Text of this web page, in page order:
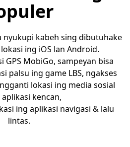
nyukupi kabeh sing dibutuhake
ing iOS lan Android.
GPS MobiGo, sampeyan bisa
palsu ing game LBS, ngakses
lokasi ing media sosial
kencan,
ing aplikasi navigasi & lalu
lintas.